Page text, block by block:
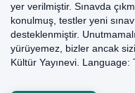
yer verilmiştir. Sınavda
konulmuş, testler yeni
desteklenmiştir.
yürüyemez, bizler ancak
Kültür Yayınevi. Language: